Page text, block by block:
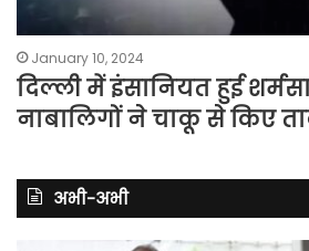
January 10, 2024
दिल्ली में इंसानियत हुई
नाबालिगों ने चाकू से किए
अभी-अभी